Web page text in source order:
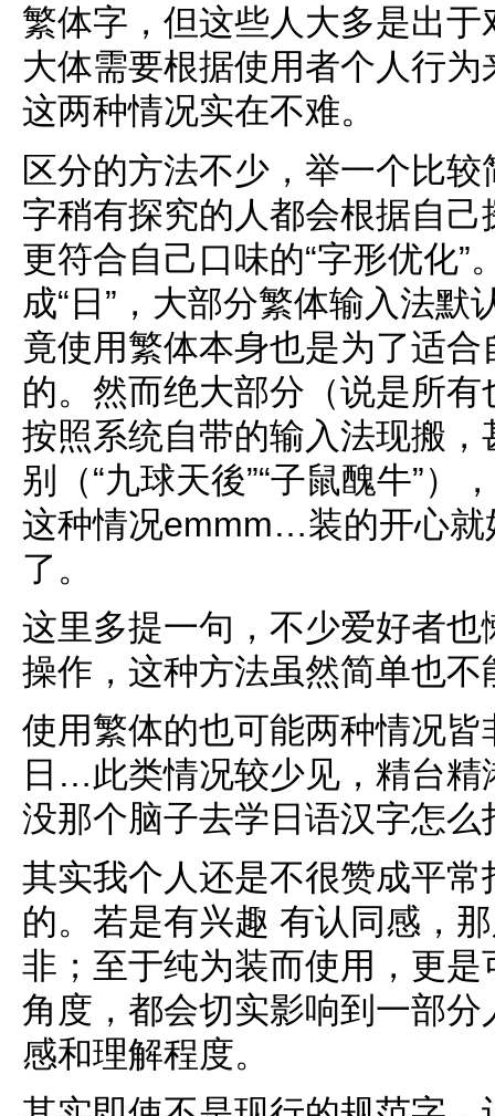
繁体字，但这些人大多是出
大体需要根据使用者个人行
这两种情况实在不难。
区分的方法不少，举一个比
字稍有探究的人都会根据自
更符合自己口味的“字形优化”
成“日”，大部分繁体输入法默
竟使用繁体本身也是为了适
的。然而绝大部分（说是所
按照系统自带的输入法现搬
别（“九球天後”“子鼠醜牛”）
这种情况emmm…装的开心就
了。
这里多提一句，不少爱好者也
操作，这种方法虽然简单也不
使用繁体的也可能两种情况
日…此类情况较少见，精台精
没那个脑子去学日语汉字怎么
其实我个人还是不很赞成平
的。若是有兴趣 有认同感，
非；至于纯为装而使用，更
角度，都会切实影响到一部
感和理解程度。